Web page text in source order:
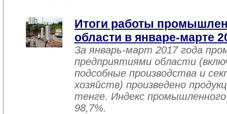
Итоги работы
области в январе-марте
За январь-март 2017 года
предприятиями области
подсобные производства и
хозяйств) произведено
тенге. Индекс
98,7%.